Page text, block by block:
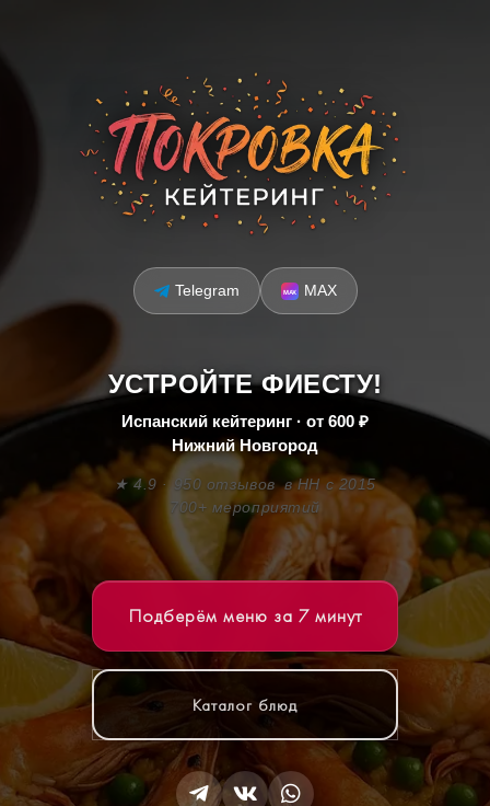
Подберём меню за 7 минут
Каталог блюд
Telegram MAX
УСТРОЙТЕ ФИЕСТУ!
Испанский кейтеринг · от 600 ₽
Нижний Новгород
★ 4.9 · 950 отзывов в НН с 2015
700+ мероприятий